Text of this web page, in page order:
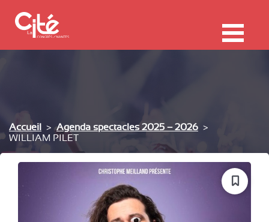
Accueil
Agenda spectacles 2025 – 2026
WILLIAM PILET